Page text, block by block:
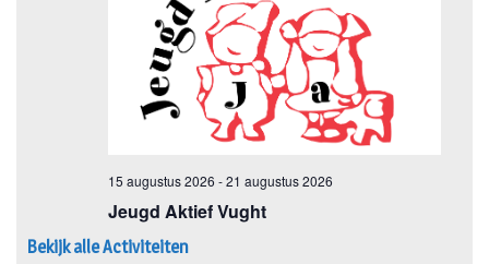
Bekijk alle Activiteiten